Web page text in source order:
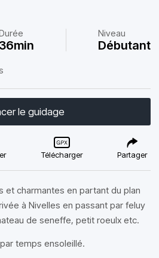
36min
Niveau
Débutant
le guidage
Télécharger Partager
et charmantes en partant du plan
à Nivelles en passant par feluy
de seneffe, petit roeulx etc.
temps ensoleillé.